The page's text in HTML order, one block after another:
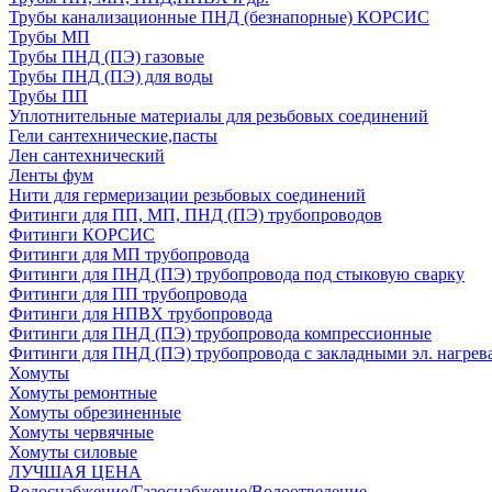
Трубы канализационные ПНД (безнапорные) КОРСИС
Трубы МП
Трубы ПНД (ПЭ) газовые
Трубы ПНД (ПЭ) для воды
Трубы ПП
Уплотнительные материалы для резьбовых соединений
Гели сантехнические,пасты
Лен сантехнический
Ленты фум
Нити для гермеризации резьбовых соединений
Фитинги для ПП, МП, ПНД (ПЭ) трубопроводов
Фитинги КОРСИС
Фитинги для МП трубопровода
Фитинги для ПНД (ПЭ) трубопровода под стыковую сварку
Фитинги для ПП трубопровода
Фитинги для НПВХ трубопровода
Фитинги для ПНД (ПЭ) трубопровода компрессионные
Фитинги для ПНД (ПЭ) трубопровода с закладными эл.
Хомуты
Хомуты ремонтные
Хомуты обрезиненные
Хомуты червячные
Хомуты силовые
ЛУЧШАЯ ЦЕНА